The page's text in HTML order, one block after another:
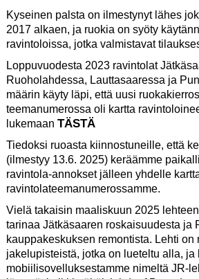
Kyseinen palsta on ilmestynyt lähes
2017 alkaen, ja ruokia on syöty
ravintoloissa, jotka valmistavat
Loppuvuodesta 2023 ravintolat
Ruoholahdessa, Lauttasaaressa ja
määrin käyty läpi, että uusi
teemanumerossa oli kartta
lukemaan TÄSTÄ
Tiedoksi ruoasta kiinnostuneille, että
(ilmestyy 13.6. 2025) keräämme
ravintola-annokset jälleen yhdelle
ravintolateemanumerossamme.
Vielä takaisin maaliskuun 2025
tarinaa Jätkäsaaren roskaisuudesta ja
kauppakeskuksen remontista. Lehti on
jakelupisteistä, jotka on lueteltu alla, ja
mobiilisovelluksestamme nimeltä JR-